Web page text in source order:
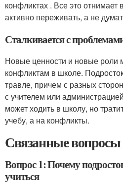
конфликтах . Все это отнимает
активно переживать, а не
Сталкивается с
Новые ценности и новые роли
конфликтам в школе.
травле, причем с разных
с учителем или
может ходить в школу, но
учебу, а на конфликты.
Связанные
Вопрос 1: Почему
учиться